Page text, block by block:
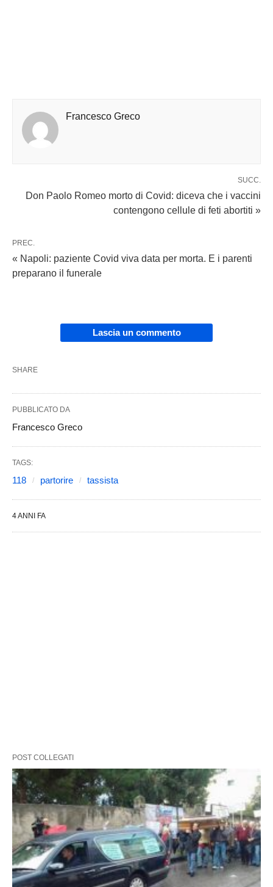
Francesco Greco
SUCC.
Don Paolo Romeo morto di Covid: diceva che i vaccini
contengono cellule di feti abortiti »
PREC.
« Napoli: paziente Covid viva data per morta. E i parenti
preparano il funerale
Lascia un commento
SHARE
PUBBLICATO DA
Francesco Greco
TAGS:
118 partorire tassista
4 ANNI FA
POST COLLEGATI